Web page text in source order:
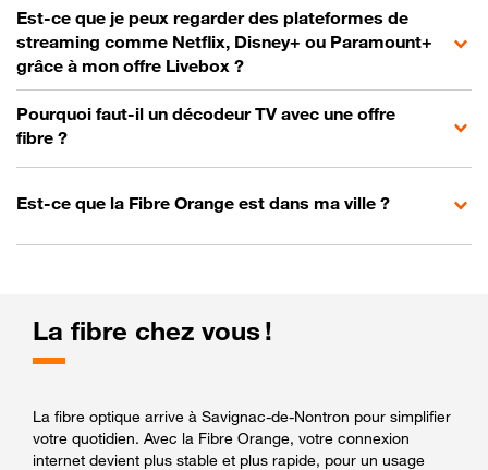
Est-ce que je peux regarder des plateformes de
streaming comme Netflix, Disney+ ou Paramount+
grâce à mon offre Livebox ?
Pourquoi faut-il un décodeur TV avec une offre
fibre ?
Est-ce que la Fibre Orange est dans ma ville ?
La fibre chez vous !
La fibre optique arrive à Savignac-de-Nontron pour simplifier
votre quotidien. Avec la Fibre Orange, votre connexion
internet devient plus stable et plus rapide, pour un usage